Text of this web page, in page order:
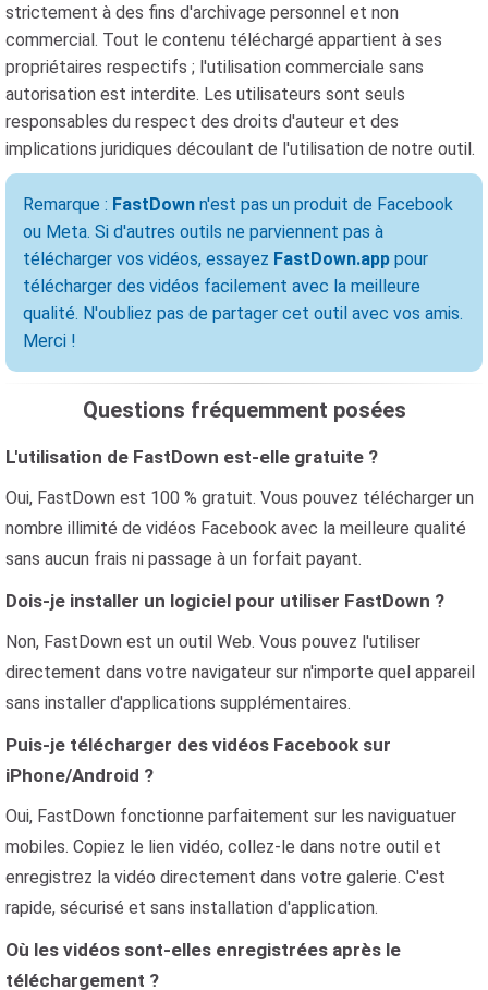
strictement à des fins d'archivage personnel et non
commercial. Tout le contenu téléchargé appartient à ses
propriétaires respectifs ; l'utilisation commerciale sans
autorisation est interdite. Les utilisateurs sont seuls
responsables du respect des droits d'auteur et des
implications juridiques découlant de l'utilisation de notre outil.
Remarque : FastDown n'est pas un produit de Facebook
ou Meta. Si d'autres outils ne parviennent pas à
télécharger vos vidéos, essayez FastDown.app pour
télécharger des vidéos facilement avec la meilleure
qualité. N'oubliez pas de partager cet outil avec vos amis.
Merci !
Questions fréquemment posées
L'utilisation de FastDown est-elle gratuite ?
Oui, FastDown est 100 % gratuit. Vous pouvez télécharger un
nombre illimité de vidéos Facebook avec la meilleure qualité
sans aucun frais ni passage à un forfait payant.
Dois-je installer un logiciel pour utiliser FastDown ?
Non, FastDown est un outil Web. Vous pouvez l'utiliser
directement dans votre navigateur sur n'importe quel appareil
sans installer d'applications supplémentaires.
Puis-je télécharger des vidéos Facebook sur
iPhone/Android ?
Oui, FastDown fonctionne parfaitement sur les naviguatuer
mobiles. Copiez le lien vidéo, collez-le dans notre outil et
enregistrez la vidéo directement dans votre galerie. C'est
rapide, sécurisé et sans installation d'application.
Où les vidéos sont-elles enregistrées après le
téléchargement ?